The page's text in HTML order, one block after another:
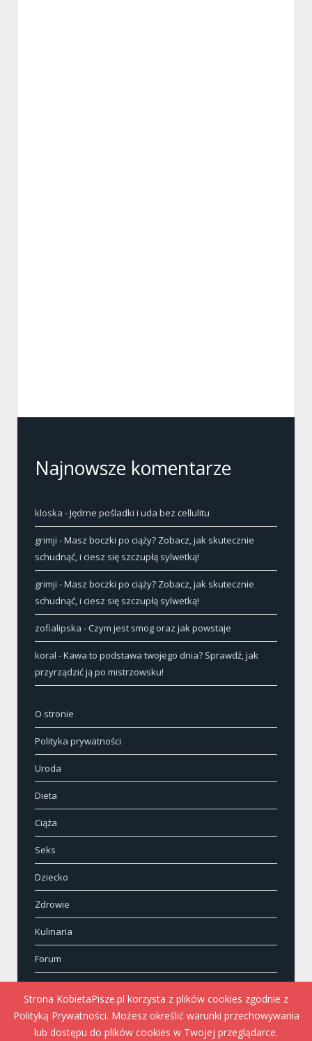
Strona KobietaPisze.pl korzysta z plików cookies zgodnie z
Polityką Prywatności. Możesz określić warunki przechowywania
lub dostępu do plików cookies w Twojej przeglądarce.
Najnowsze komentarze
kloska -Jędrne pośladki i uda bez cellulitu
grimji -Masz boczki po ciąży? Zobacz, jak skutecznie
schudnąć, i ciesz się szczupłą sylwetką!
grimji -Masz boczki po ciąży? Zobacz, jak skutecznie
schudnąć, i ciesz się szczupłą sylwetką!
zofialipska -Czym jest smog oraz jak powstaje
koral -Kawa to podstawa twojego dnia? Sprawdź, jak
przyrządzić ją po mistrzowsku!
O stronie
Polityka prywatności
Uroda
Dieta
Ciąża
Seks
Dziecko
Zdrowie
Kulinaria
Forum